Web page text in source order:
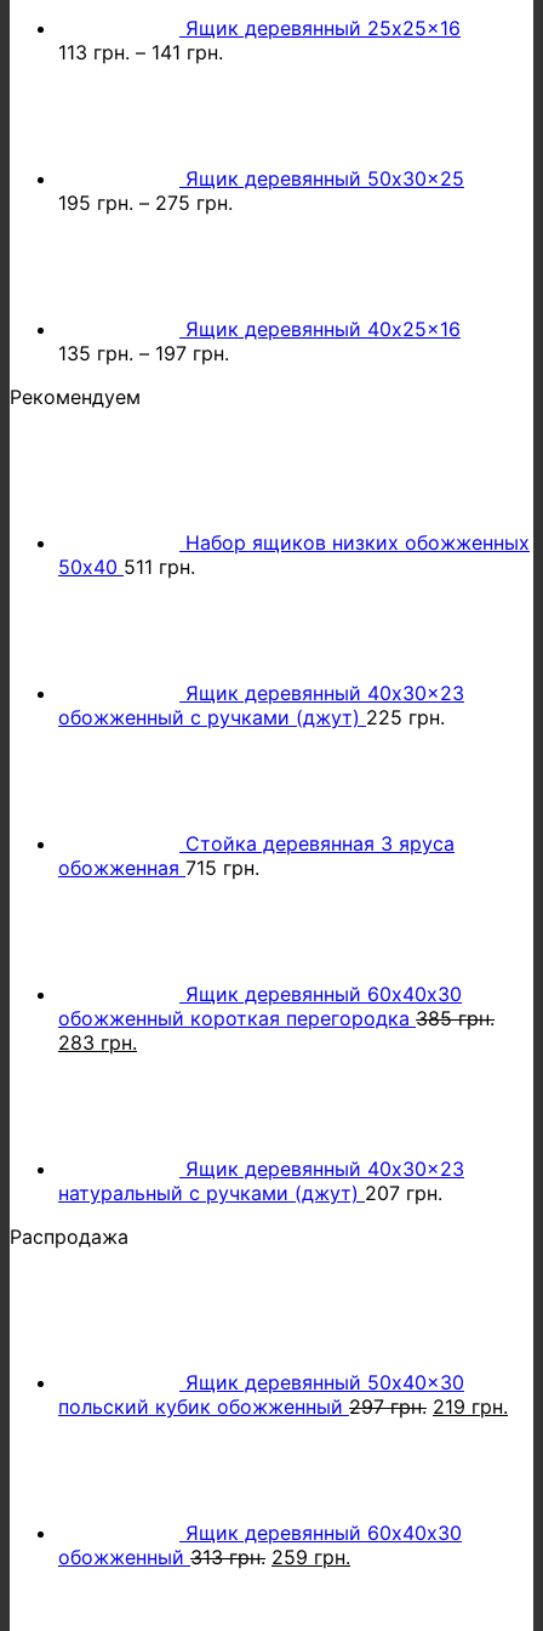
Ящик деревянный 25x25x16
113 грн. – 141 грн.
Ящик деревянный 50x30x25
195 грн. – 275 грн.
Ящик деревянный 40x25x16
135 грн. – 197 грн.
Рекомендуем
Набор ящиков низких обожженных
50х40 511 грн.
Ящик деревянный 40x30x23
обожженный с ручками (джут) 225 грн.
Стойка деревянная 3 яруса
обожженная 715 грн.
Ящик деревянный 60х40х30
обожженный короткая перегородка 385грн.
Первоначальная
283 грн.
Ящик деревянный 40x30x23
натуральный с ручками (джут) 207 грн.
Распродажа
Ящик деревянный 50x40x30
польский кубик обожженный 297грн. 219 грн.
Ящик деревянный 60х40х30
обожженный 313грн. Первоначальная
259 грн.